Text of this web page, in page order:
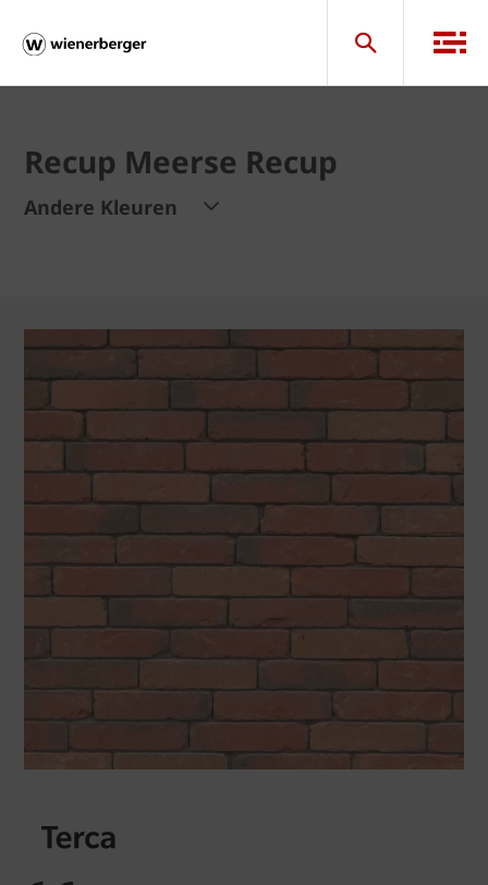
Recup Meerse Recup
Andere Kleuren